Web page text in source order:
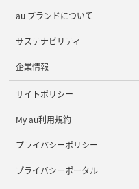
au ブランドについて
サステナビリティ
企業情報
サイトポリシー
My au利用規約
プライバシーポリシー
プライバシーポータル